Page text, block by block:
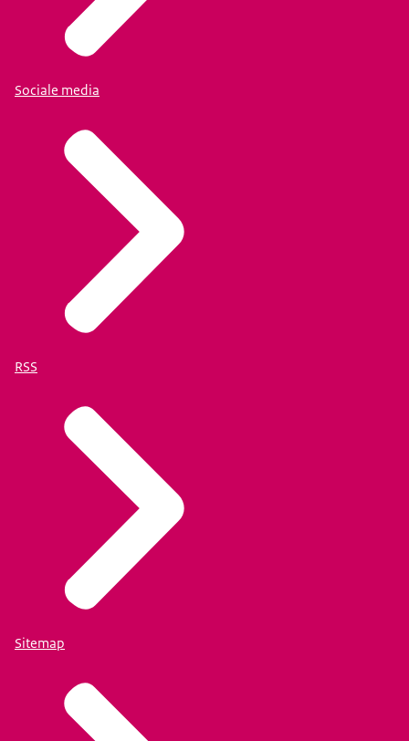
Sociale media
RSS
Sitemap